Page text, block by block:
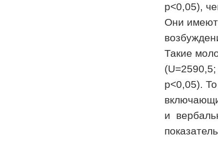
p<0,05),
Они
Такие
p<0,05).
и